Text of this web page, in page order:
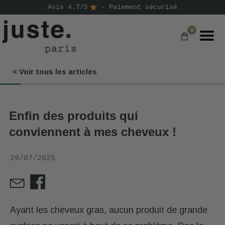
Avis 4.7/5 - Paiement sécurisé
0
< Voir tous les articles
Enfin des produits qui
conviennent à mes cheveux !
29/07/2025
Ayant les cheveux gras, aucun produit de grande
COMMANDER
NOS GAMMES
D'ESSAI
⭐